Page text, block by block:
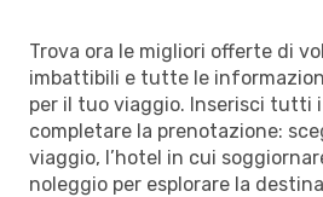
Trova ora le migliori offerte di
imbattibili e tutte le
per il tuo viaggio. Inserisci tutti
completare la prenotazione:
viaggio, l’hotel in cui
noleggio per esplorare la